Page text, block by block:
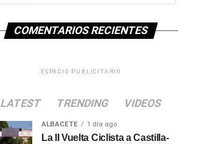
COMENTARIOS RECIENTES
ESPACIO PUBLICITARIO
LATEST TRENDING VIDEOS
ALBACETE 1 día ago
La II Vuelta Ciclista a Castilla-